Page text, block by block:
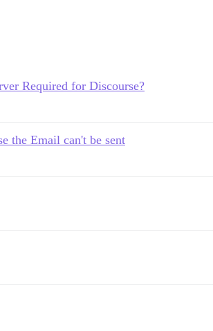
Required for Discourse?
the Email can't be sent